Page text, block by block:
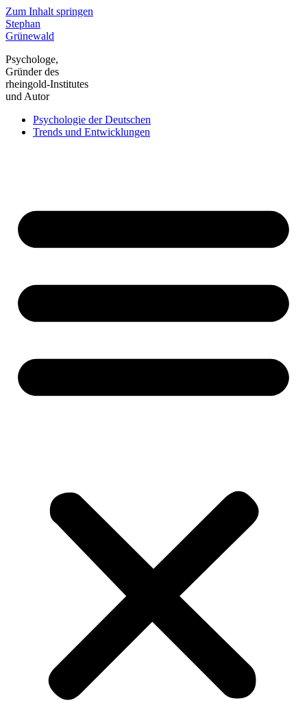
Zum Inhalt springen
Stephan
Grünewald
Psychologe,
Gründer des
rheingold-Institutes
und Autor
Psychologie der Deutschen
Trends und Entwicklungen